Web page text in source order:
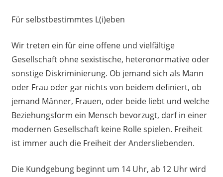
Für selbstbestimmtes L(i)eben
Wir treten ein für eine offene und vielfältige
Gesellschaft ohne sexistische, heteronormative oder
sonstige Diskriminierung. Ob jemand sich als Mann
oder Frau oder gar nichts von beidem definiert, ob
jemand Männer, Frauen, oder beide liebt und welche
Beziehungsform ein Mensch bevorzugt, darf in einer
modernen Gesellschaft keine Rolle spielen. Freiheit
ist immer auch die Freiheit der Andersliebenden.
Die Kundgebung beginnt um 14 Uhr, ab 12 Uhr wird